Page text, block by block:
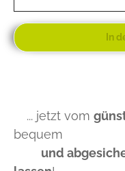
In
... jetzt vom
bequem
und